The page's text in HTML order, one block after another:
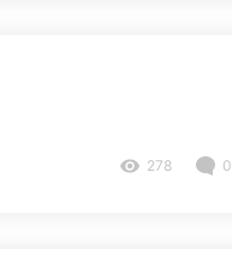
278 0